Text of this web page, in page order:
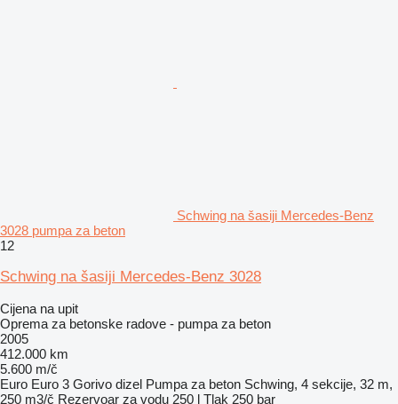
Schwing na šasiji Mercedes-Benz
3028 pumpa za beton
12
Schwing na šasiji Mercedes-Benz 3028
Cijena na upit
Oprema za betonske radove - pumpa za beton
2005
412.000 km
5.600 m/č
Euro Euro 3 Gorivo dizel Pumpa za beton Schwing, 4 sekcije, 32 m,
250 m3/č Rezervoar za vodu 250 l Tlak 250 bar